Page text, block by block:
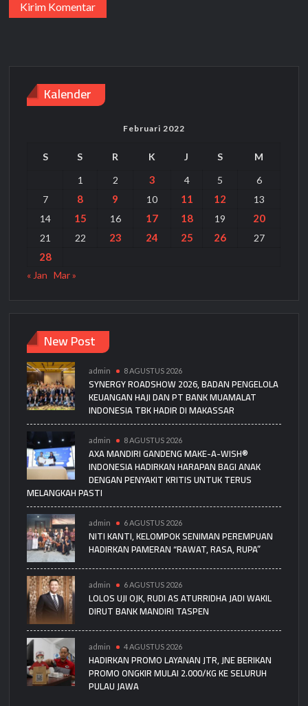
Kalender
Februari 2022
S S R K J S
M
1
2 3 4 5
6
7
8 9 10 11 12
13
14
15 16 17 18 19 20
21 22 23 24 25 26 27
28
« Jan Mar »
New Post
admin 8 AGUSTUS 2026
SYNERGY ROADSHOW 2026, BADAN PENGELOLA
KEUANGAN HAJI DAN PT BANK MUAMALAT
INDONESIA TBK HADIR DI MAKASSAR
admin 8 AGUSTUS 2026
AXA MANDIRI GANDENG MAKE-A-WISH®
INDONESIA HADIRKAN HARAPAN BAGI ANAK
DENGAN PENYAKIT KRITIS UNTUK TERUS
MELANGKAH PASTI
admin 6 AGUSTUS 2026
NITI KANTI, KELOMPOK SENIMAN PEREMPUAN
HADIRKAN PAMERAN “RAWAT, RASA, RUPA”
admin 6 AGUSTUS 2026
LOLOS UJI OJK, RUDI AS ATURRIDHA JADI WAKIL
DIRUT BANK MANDIRI TASPEN
admin 4 AGUSTUS 2026
HADIRKAN PROMO LAYANAN JTR, JNE BERIKAN
PROMO ONGKIR MULAI 2.000/KG KE SELURUH
PULAU JAWA